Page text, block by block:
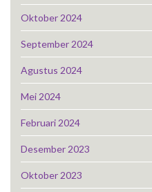
Oktober 2024
September 2024
Agustus 2024
Mei 2024
Februari 2024
Desember 2023
Oktober 2023